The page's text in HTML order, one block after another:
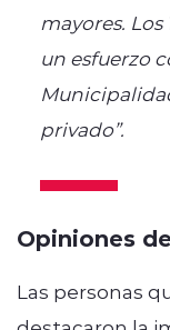
mayores.
un esfuerzo
privado”.
Opiniones
Las personas